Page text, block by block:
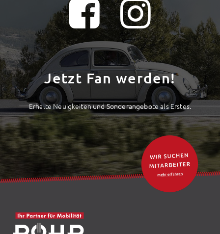
Jetzt Fan werden!
Erhalte Neuigkeiten und Sonderangebote als Erstes.